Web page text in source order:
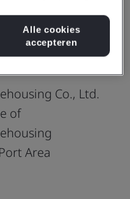
Co., Ltd.
of
Area
Alle cookies
accepteren